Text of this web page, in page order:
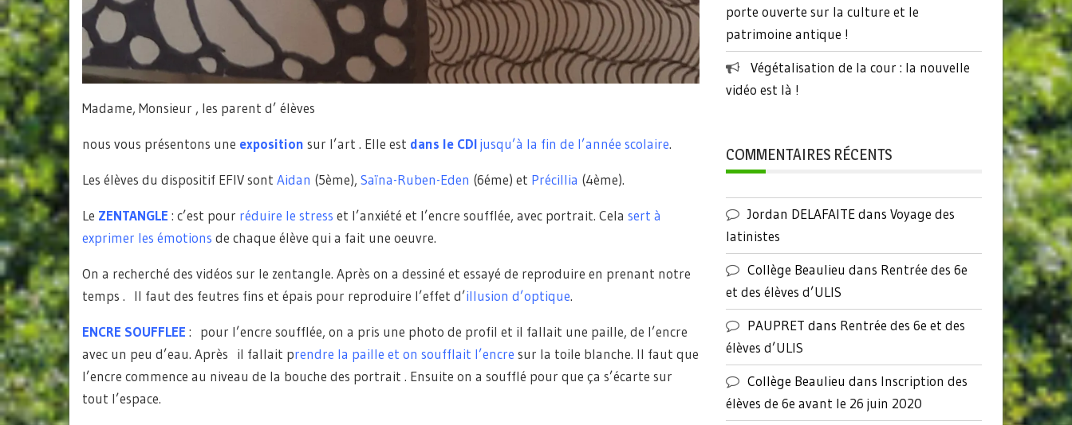
Madame, Monsieur , les parent d’ élèves
nous vous présentons une exposition sur l’art . Elle est dans le CDIjusqu’à la fin de l’année scolaire.
Les élèves du dispositif EFIV sont Aidan (5ème), Saïna-Ruben-Eden (6éme) et Précillia (4ème).
Le ZENTANGLE : c’est pour réduire le stress et l’anxiété et l’encre soufflée, avec portrait. Cela sert à
exprimer les émotions de chaque élève qui a fait une oeuvre.
On a recherché des vidéos sur le zentangle. Après on a dessiné et essayé de reproduire en prenant notre
temps . Il faut des feutres fins et épais pour reproduire l’effet d’illusion d’optique.
ENCRE SOUFFLEE : pour l’encre soufflée, on a pris une photo de profil et il fallait une paille, de l’encre
avec un peu d’eau. Après il fallait prendre la paille et on soufflait l’encre sur la toile blanche. Il faut que
l’encre commence au niveau de la bouche des portrait . Ensuite on a soufflé pour que ça s’écarte sur
tout l’espace.
porte ouverte sur la culture et le
patrimoine antique !
Végétalisation de la cour : la nouvelle
vidéo est là !
COMMENTAIRES RÉCENTS
Jordan DELAFAITEdans Voyage des
latinistes
Collège Beaulieu dans Rentrée des 6e
et des élèves d’ULIS
PAUPRET dans Rentrée des 6e et des
élèves d’ULIS
Collège Beaulieu dans Inscription des
élèves de 6e avant le 26 juin 2020